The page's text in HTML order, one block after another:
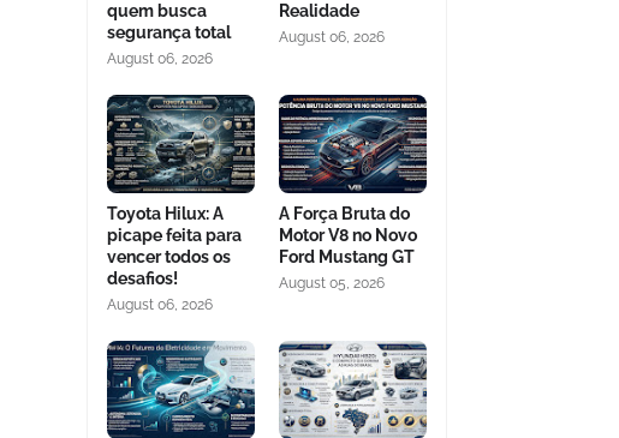
quem busca
segurança total
August 06, 2026
Realidade
August 06, 2026
Toyota Hilux: A
picape feita para
vencer todos os
desafios!
August 06, 2026
A Força Bruta do
Motor V8 no Novo
Ford Mustang GT
August 05, 2026